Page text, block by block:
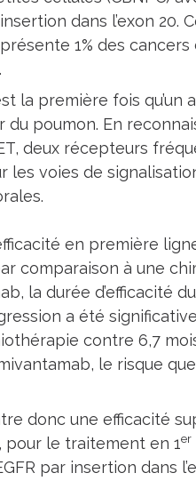
dans l’exon 20.
1% des cancers
la première fois qu’un
du poumon. En
deux récepteurs
les voies de
en première
comparaison à une
la durée d’efficacité
a été
contre 6,7
le risque
donc une efficacité
pour le traitement en 1er
par insertion dans